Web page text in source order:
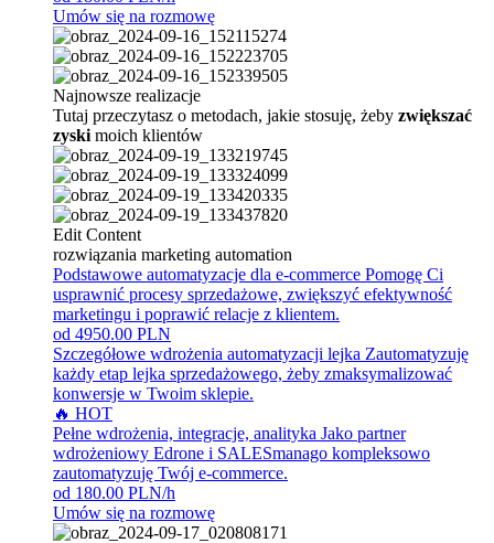
Umów się na rozmowę
Najnowsze realizacje
Tutaj przeczytasz o metodach, jakie stosuję, żeby zwiększać
zyski moich klientów
Edit Content
rozwiązania marketing automation
Podstawowe automatyzacje dla e-commerce Pomogę Ci
usprawnić procesy sprzedażowe, zwiększyć efektywność
marketingu i poprawić relacje z klientem.
od 4950.00 PLN
Szczegółowe wdrożenia automatyzacji lejka Zautomatyzuję
każdy etap lejka sprzedażowego, żeby zmaksymalizować
konwersje w Twoim sklepie.
🔥 HOT
Pełne wdrożenia, integracje, analityka Jako partner
wdrożeniowy Edrone i SALESmanago kompleksowo
zautomatyzuję Twój e-commerce.
od 180.00 PLN/h
Umów się na rozmowę